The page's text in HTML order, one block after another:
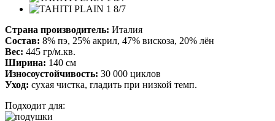
Страна производитель: Италия
Состав: 8% пэ, 25% акрил, 47% вискоза, 20% лён
Вес: 445 гр/м.кв.
Ширина: 140 см
Износоустойчивость: 30 000 циклов
Уход: сухая чистка, гладить при низкой темп.
Подходит для: